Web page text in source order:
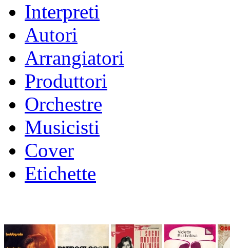
Interpreti
Autori
Arrangiatori
Produttori
Orchestre
Musicisti
Cover
Etichette